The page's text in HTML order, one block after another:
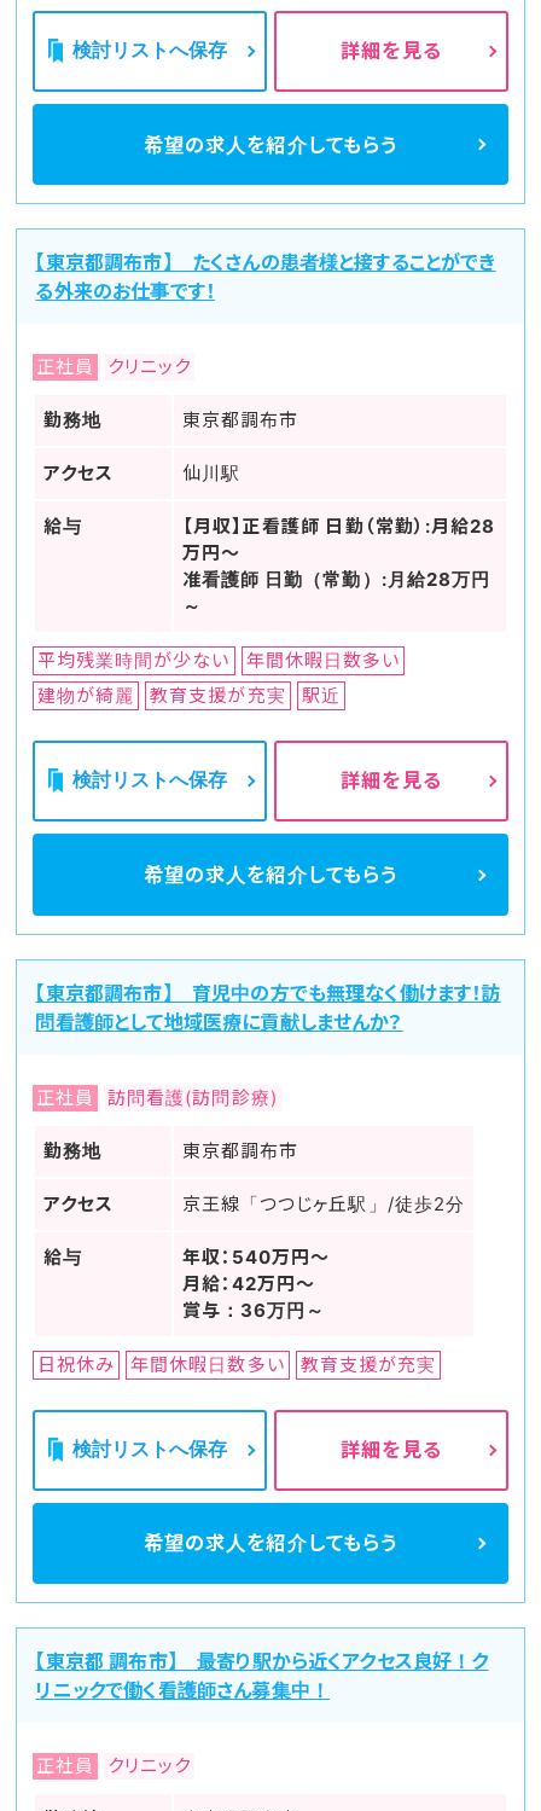
検討リストへ保存 詳細を見る
希望の求人を紹介してもらう
【東京都調布市】 たくさんの患者様と接することができ
る外来のお仕事です！
正社員 クリニック
勤務地 東京都調布市
アクセス 仙川駅
給与
【月収】正看護師 日勤（常勤）:月給28
万円～
准看護師 日勤（常勤）:月給28万円
～
平均残業時間が少ない
年間休暇日数多い
建物が綺麗
教育支援が充実 駅近
検討リストへ保存 詳細を見る
希望の求人を紹介してもらう
【東京都調布市】 育児中の方でも無理なく働けます！訪
問看護師として地域医療に貢献しませんか？
正社員 訪問看護(訪問診療)
勤務地 東京都調布市
アクセス 京王線「つつじヶ丘駅」/徒歩2分
給与
年収：540万円～
月給：42万円～
賞与：36万円～
日祝休み 年間休暇日数多い 教育支援が充実
検討リストへ保存 詳細を見る
希望の求人を紹介してもらう
【東京都 調布市】 最寄り駅から近くアクセス良好！ク
リニックで働く看護師さん募集中！
正社員 クリニック